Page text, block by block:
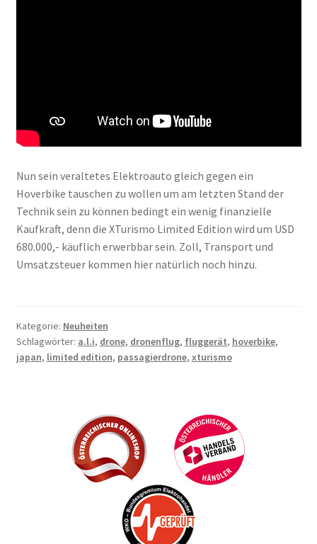
Nun sein veraltetes Elektroauto gleich gegen ein
Hoverbike tauschen zu wollen um am letzten Stand der
Technik sein zu können bedingt ein wenig finanzielle
Kaufkraft, denn die XTurismo Limited Edition wird um USD
680.000,- käuflich erwerbbar sein. Zoll, Transport und
Umsatzsteuer kommen hier natürlich noch hinzu.
Kategorie: Neuheiten
Schlagwörter: a.l.i, drone, dronenflug, fluggerät, hoverbike,
japan, limited edition, passagierdrone, xturismo